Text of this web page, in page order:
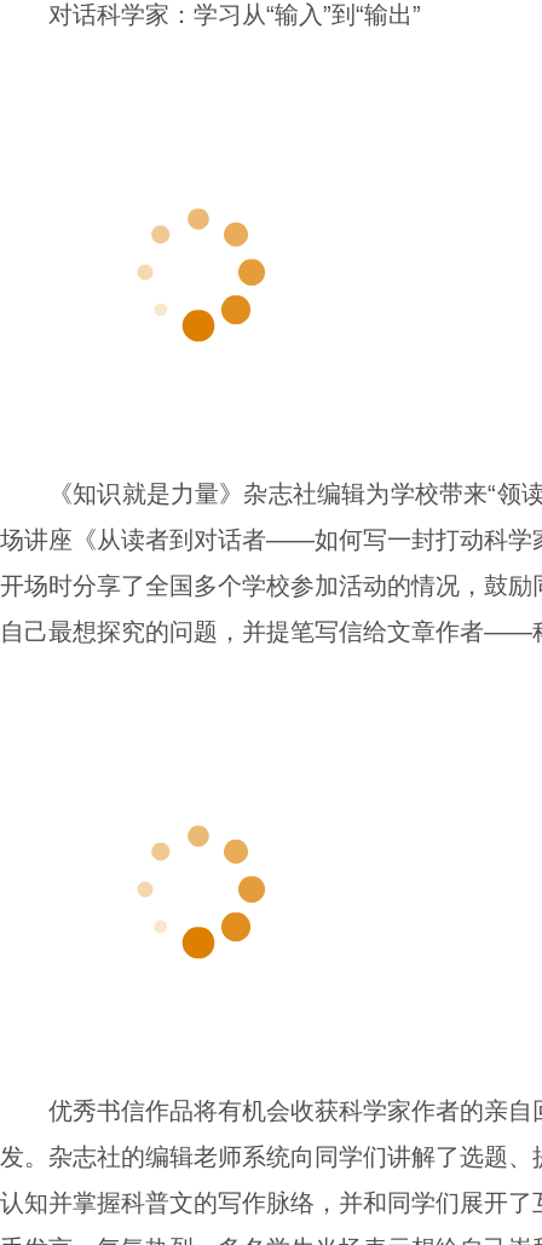
对话科学家：学习从“输入”到“输出”
《知识就是力量》杂志社编辑为学校带来“领
场讲座《从读者到对话者——如何写一封打动科学
开场时分享了全国多个学校参加活动的情况，鼓
自己最想探究的问题，并提笔写信给文章作者——
优秀书信作品将有机会收获科学家作者的亲
发。杂志社的编辑老师系统向同学们讲解了选题
认知并掌握科普文的写作脉络，并和同学们展开